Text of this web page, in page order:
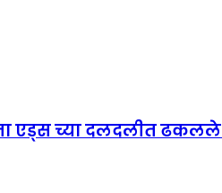
एड्स च्या दलदलीत ढकलले